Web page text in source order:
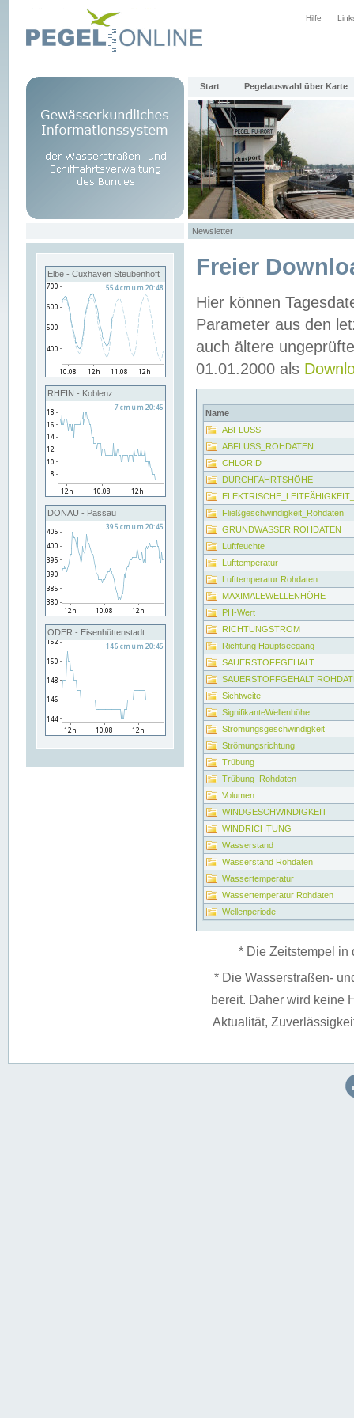
Hilfe
Start Pegelauswahl über Karte
Newsletter
Elbe - Cuxhaven Steubenhöft
RHEIN - Koblenz
DONAU - Passau
ODER - Eisenhüttenstadt
Freier
Hier können
Parameter aus den
auch ältere
01.01.2000 als
Name
ABFLUSS
ABFLUSS_ROHDATEN
CHLORID
DURCHFAHRTSHÖHE
Fließgeschwindigkeit_Rohdaten
GRUNDWASSER ROHDATEN
Luftfeuchte
Lufttemperatur
Lufttemperatur Rohdaten
MAXIMALEWELLENHÖHE
PH-Wert
RICHTUNGSTROM
Richtung Hauptseegang
SAUERSTOFFGEHALT
SAUERSTOFFGEHALT
Sichtweite
SignifikanteWellenhöhe
Strömungsgeschwindigkeit
Strömungsrichtung
Trübung
Trübung_Rohdaten
Volumen
WINDGESCHWINDIGKEIT
WINDRICHTUNG
Wasserstand
Wasserstand Rohdaten
Wassertemperatur
Wassertemperatur Rohdaten
Wellenperiode
* Die Zeitstempel in
* Die Wasserstraßen-
bereit. Daher wird keine
Aktualität,